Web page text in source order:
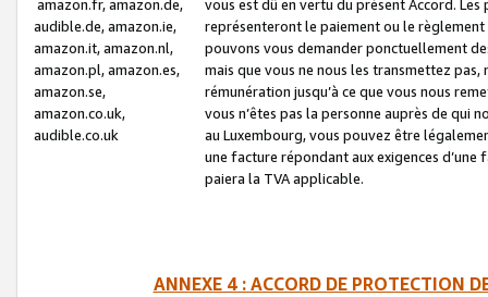
amazon.fr, amazon.de,
audible.de, amazon.ie,
amazon.it, amazon.nl,
amazon.pl, amazon.es,
amazon.se,
amazon.co.uk,
audible.co.uk
vous est dû en vertu du présent Accord.
représenteront le paiement ou le
pouvons vous demander ponctuellement
mais que vous ne nous les transmettez
rémunération jusqu’à ce que vous nous
vous n’êtes pas la personne auprès de qui
au Luxembourg, vous pouvez être
une facture répondant aux exigences
paiera la TVA applicable.
ANNEXE 4 : ACCORD DE PROTECTION